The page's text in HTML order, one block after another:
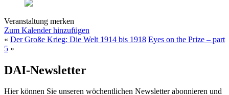
Veranstaltung merken
Zum Kalender hinzufügen
« Der Große Krieg: Die Welt 1914 bis 1918 Eyes on the Prize – part
5 »
DAI-Newsletter
Hier können Sie unseren wöchentlichen Newsletter abonnieren und